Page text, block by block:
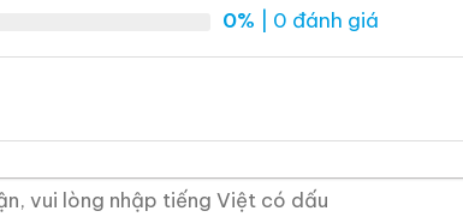
1996
Hotline
Macallan 25 Sherry
Oak Release 2011
Zalo
0% | 0 đánh giá